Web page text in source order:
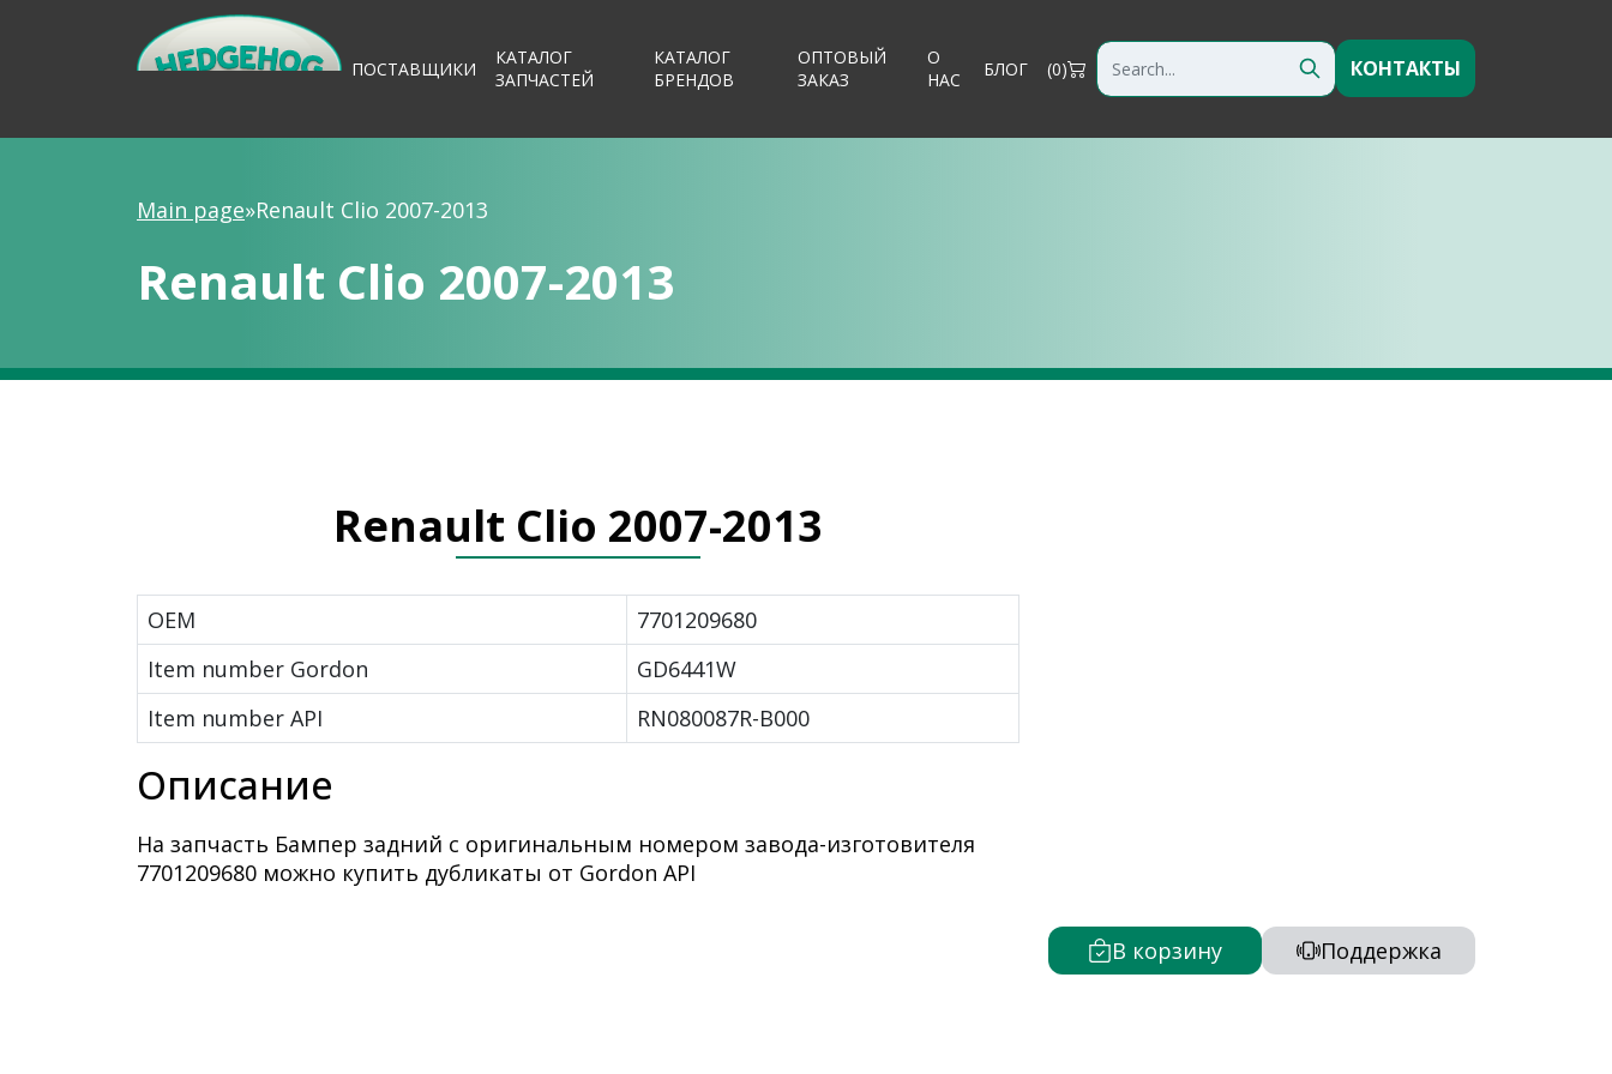
ПОСТАВЩИКИ
КАТАЛОГ
ЗАПЧАСТЕЙ
КАТАЛОГ
БРЕНДОВ
ОПТОВЫЙ
ЗАКАЗ
О
НАС
БЛОГ (0) КОНТАКТЫ
Main page»Renault Clio 2007-2013
Renault Clio 2007-2013
В корзину Поддержка
Renault Clio 2007-2013
OEM
7701209680
Item number Gordon
GD6441W
Item number API
RN080087R-B000
Описание
На запчасть Бампер задний с оригинальным номером завода-изготовителя
7701209680 можно купить дубликаты от Gordon API